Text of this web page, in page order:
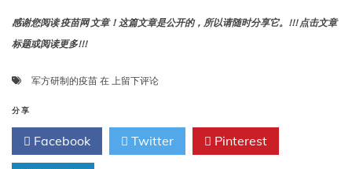
感谢您阅读 疫苗网 文章！这篇文章是公开的，所以请随时分享它。!!! 点击文章
标题或阅读更多!!!
军方研制的疫苗 在 防
措
施：
军
上留下评论
分享
Facebook Twitter Pinterest